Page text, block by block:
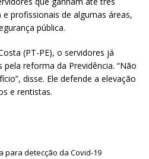
profissionais de algumas áreas,
pública.
(PT-PE), o servidores já
reforma da Previdência. “Não
disse. Ele defende a elevação
e rentistas.
para detecção da Covid-19